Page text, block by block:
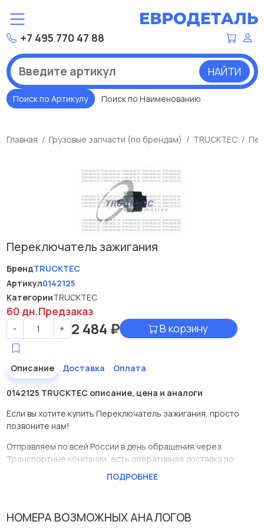
+7 495 770 47 88
НАЙТИ
Поиск по Артикулу Поиск по Наименованию
Главная Грузовые запчасти (по брендам) TRUCKTEC
Переключатель зажигания
БрендTRUCKTEC
Артикул0142125
КатегорииTRUCKTEC
60 дн.Предзаказ
- + 2 484 ₽ В корзину
Описание Доставка Оплата
0142125 TRUCKTEC описание, цена и аналоги
Если вы хотите купить Переключатель зажигания, просто
позвоните нам!
Отправляем по всей России в день обращения через
Транспортные компании, есть оперативная доставка по
У данной детали есть аналоги с номерами, убедитесь сами.
ПОДРОБНЕЕ
НОМЕРА ВОЗМОЖНЫХ АНАЛОГОВ